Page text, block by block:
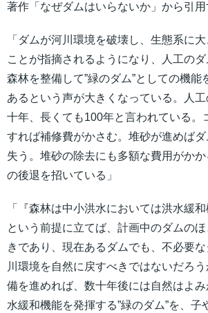
著作「なぜダムはいらないか」から引用
「ダムが河川環境を破壊し、生態系に
ことが指摘されるようになり、人工のダ
森林を整備して”緑のダム”としての機能
あるという声が大きくなっている。人
十年、長くても100年と言われている。
すれば補修費がかさむ。堆砂が進めば
失う。堆砂の除去にも多額な費用がか
の後退を招いている」
「『森林は中小洪水においては洪水緩和
という前提に立てば、計画中のダムの
きであり、現在あるダムでも、不必要
川環境を自然に戻すべきではないだろ
備を進めれば、数十年後には自然はよ
水緩和機能を発揮する”緑のダム”を、子